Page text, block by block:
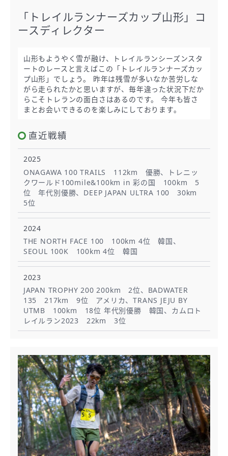
「トレイルランナーズカップ山形」コ
ースディレクター
山形もようやく雪が融け、トレイルランシーズンスタ
ートのレースと言えばこの「トレイルランナーズカッ
プ山形」でしょう。 昨年は残雪が多いなか苦労しな
がら走られたかと思いますが、毎年違った状況下だか
らこそトレランの面白さはあるのです。 今年も皆さ
まとお会いできるのを楽しみにしております。
直近戦績
2025
ONAGAWA 100 TRAILS 112km 優勝、トレニッ
クワールド100mile&100km in 彩の国 100km 5
位 年代別優勝、DEEP JAPAN ULTRA 100 30km
5位
2024
THE NORTH FACE 100 100km 4位 韓国、
SEOUL 100K 100km 4位 韓国
2023
JAPAN TROPHY 200 200km 2位、BADWATER
135 217km 9位 アメリカ、TRANS JEJU BY
UTMB 100km 18位 年代別優勝 韓国、カムロト
レイルラン2023 22km 3位